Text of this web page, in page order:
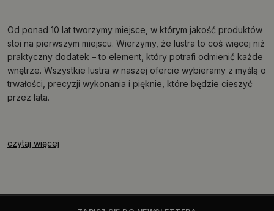
Od ponad 10 lat tworzymy miejsce, w którym jakość produktów
stoi na pierwszym miejscu. Wierzymy, że lustra to coś więcej niż
praktyczny dodatek – to element, który potrafi odmienić każde
wnętrze. Wszystkie lustra w naszej ofercie wybieramy z myślą o
trwałości, precyzji wykonania i pięknie, które będzie cieszyć
przez lata.
czytaj więcej